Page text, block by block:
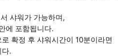
샤워가 가능하며,
에 포함됩니다.
확정 후 샤워시간이 10분이라면
.